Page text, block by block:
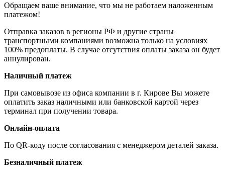
Обращаем ваше внимание, что мы не работаем наложенным
платежом!
Отправка заказов в регионы РФ и другие страны
транспортными компаниями возможна только на условиях
100% предоплаты. В случае отсутствия оплаты заказа он будет
аннулирован.
Наличный платеж
При самовывозе из офиса компании в г. Кирове Вы можете
оплатить заказ наличными или банковской картой через
терминал при получении товара.
Онлайн-оплата
По QR-коду после согласования с менеджером деталей заказа.
Безналичный платеж